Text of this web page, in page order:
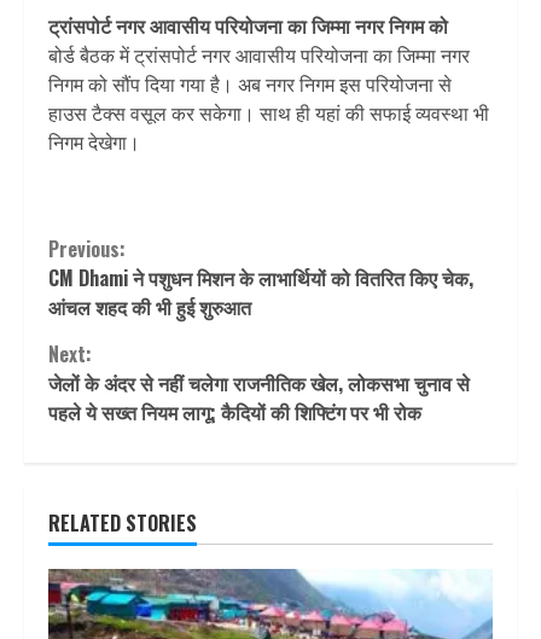
ट्रांसपोर्ट नगर आवासीय परियोजना का जिम्मा नगर निगम को
बोर्ड बैठक में ट्रांसपोर्ट नगर आवासीय परियोजना का जिम्मा नगर
निगम को सौंप दिया गया है। अब नगर निगम इस परियोजना से
हाउस टैक्स वसूल कर सकेगा। साथ ही यहां की सफाई व्यवस्था भी
निगम देखेगा।
Continue
Reading
Previous:
CM Dhami ने पशुधन मिशन के लाभार्थियों को वितरित किए चेक,
आंचल शहद की भी हुई शुरुआत
Next:
जेलों के अंदर से नहीं चलेगा राजनीतिक खेल, लोकसभा चुनाव से
पहले ये सख्त नियम लागू; कैदियों की शिफ्टिंग पर भी रोक
RELATED STORIES